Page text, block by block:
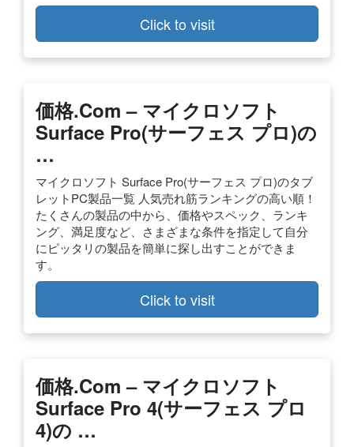
Click to visit
価格.com – マイクロソフト
Surface Pro(サーフェス プロ)の
…
マイクロソフト Surface Pro(サーフェス プロ)のタブ
レットPC製品一覧 人気売れ筋ランキングの高い順！
たくさんの製品の中から、価格やスペック、ランキ
ング、満足度など、さまざまな条件を指定して自分
にピッタリの製品を簡単に探し出すことができま
す。
Click to visit
価格.com – マイクロソフト
Surface Pro 4(サーフェス プロ
4)の …